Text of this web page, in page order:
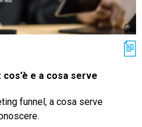
e a cosa serve
funnel, a cosa serve